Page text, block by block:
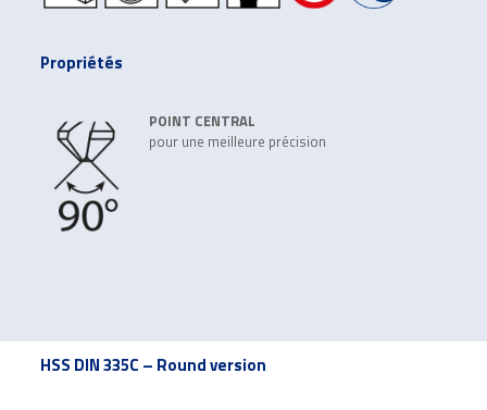
Propriétés
POINT CENTRAL
pour une meilleure précision
HSS DIN 335C – Round version